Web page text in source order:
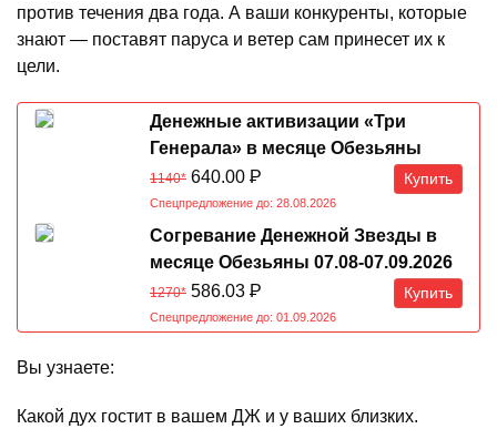
против течения два года. А ваши конкуренты, которые
знают — поставят паруса и ветер сам принесет их к
цели.
Денежные активизации «Три
Генерала» в месяце Обезьяны
07.08-07.09.2026
1140* 640.00 Р Купить
Спецпредложение до: 28.08.2026
Согревание Денежной Звезды в
месяце Обезьяны 07.08-07.09.2026
1270* 586.03 Р Купить
Спецпредложение до: 01.09.2026
Вы узнаете:
Какой дух гостит в вашем ДЖ и у ваших близких.